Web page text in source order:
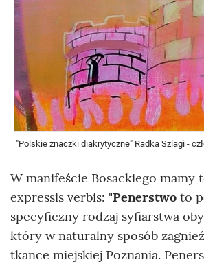
"Polskie znaczki diakrytyczne" Radka Szlagi -
W manifeście Bosackiego mamy
expressis verbis: "Penerstwo to
specyficzny rodzaj syfiarstwa
który w naturalny sposób
tkance miejskiej Poznania.